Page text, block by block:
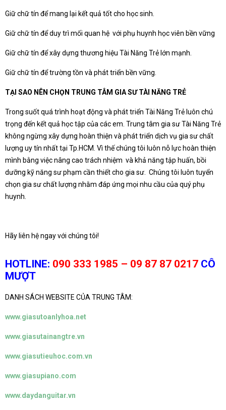
Giữ chữ tín để mang lại kết quả tốt cho học sinh.
Giữ chữ tín để duy trì mối quan hệ với phụ huynh học viên bền vững
Giữ chữ tín để xây dựng thương hiệu Tài Năng Trẻ lớn mạnh.
Giữ chữ tín để trường tồn và phát triển bền vững.
TẠI SAO NÊN CHỌN TRUNG TÂM GIA SƯ TÀI NĂNG TRẺ
Trong suốt quá trình hoạt động và phát triển Tài Năng Trẻ luôn chú
trọng đến kết quả học tập của các em. Trung tâm gia sư Tài Năng Trẻ
không ngừng xây dựng hoàn thiện và phát triển dịch vụ gia sư chất
lượng uy tín nhất tại Tp.HCM. Vì thế chúng tôi luôn nỗ lực hoàn thiện
mình bằng việc nâng cao trách nhiệm và khả năng tập huấn, bồi
dưỡng kỹ năng sư phạm cần thiết cho gia sư. Chúng tôi luôn tuyển
chọn gia sư chất lượng nhằm đáp ứng mọi nhu cầu của quý phụ
huynh.
Hãy liên hệ ngay với chúng tôi!
HOTLINE: 090 333 1985 – 09 87 87 0217 CÔ
MƯỢT
DANH SÁCH WEBSITE CỦA TRUNG TÂM:
www.giasutoanlyhoa.net
www.giasutainangtre.vn
www.giasutieuhoc.com.vn
www.giasupiano.com
www.daydanguitar.vn